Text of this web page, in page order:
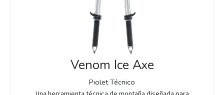
Venom Ice Axe
Piolet Técnico